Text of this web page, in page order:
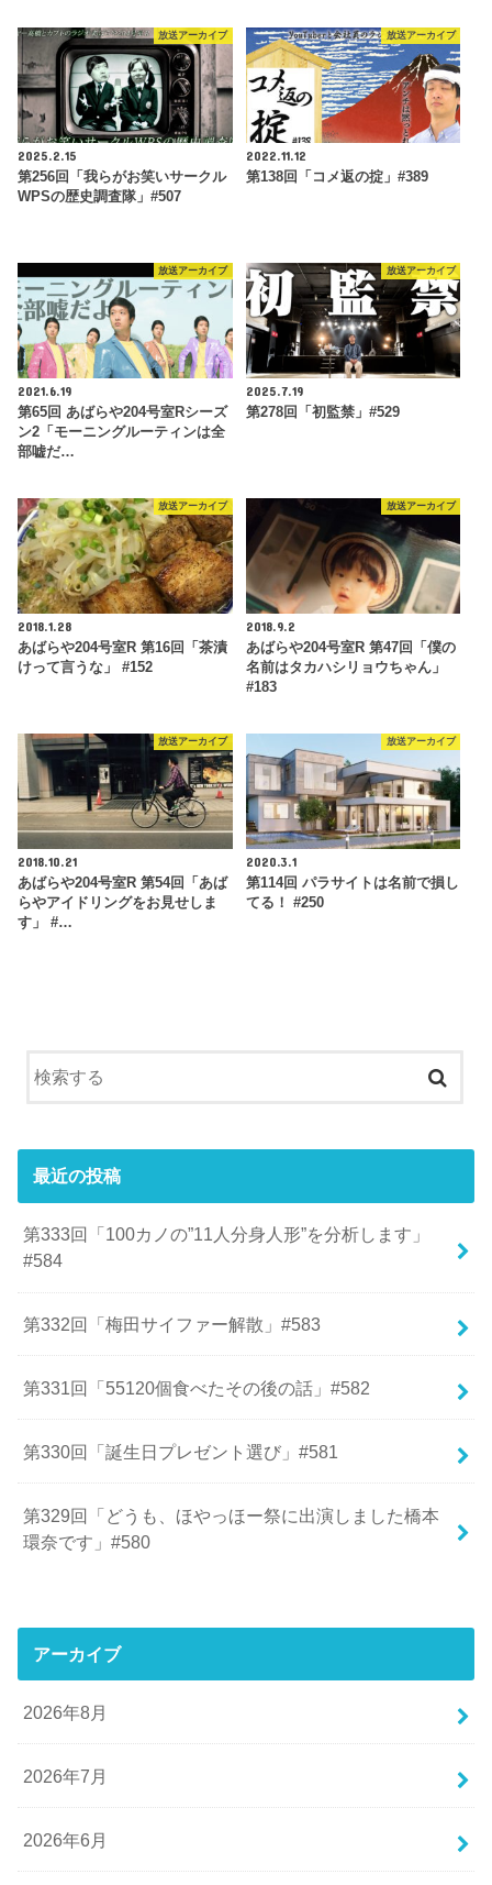
放送アーカイブ
2025.2.15
第256回「我らがお笑いサークル
WPSの歴史調査隊」#507
放送アーカイブ
2022.11.12
第138回「コメ返の掟」#389
放送アーカイブ
2021.6.19
第65回 あばらや204号室Rシーズ
ン2「モーニングルーティンは全
部嘘だ…
放送アーカイブ
2025.7.19
第278回「初監禁」#529
放送アーカイブ
2018.1.28
あばらや204号室R 第16回「茶漬
けって言うな」 #152
放送アーカイブ
2018.9.2
あばらや204号室R 第47回「僕の
名前はタカハシリョウちゃん」
#183
放送アーカイブ
2018.10.21
あばらや204号室R 第54回「あば
らやアイドリングをお見せしま
す」 #…
放送アーカイブ
2020.3.1
第114回 パラサイトは名前で損し
てる！ #250
最近の投稿
第333回「100カノの”11人分身人形”を分析します」
#584
第332回「梅田サイファー解散」#583
第331回「55120個食べたその後の話」#582
第330回「誕生日プレゼント選び」#581
第329回「どうも、ほやっほー祭に出演しました橋本
環奈です」#580
アーカイブ
2026年8月
2026年7月
2026年6月